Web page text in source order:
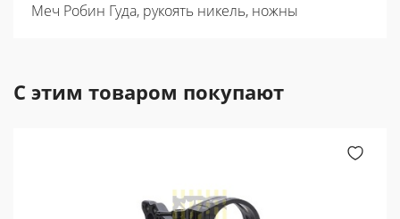
Меч Робин Гуда, рукоять никель, ножны
С этим товаром покупают